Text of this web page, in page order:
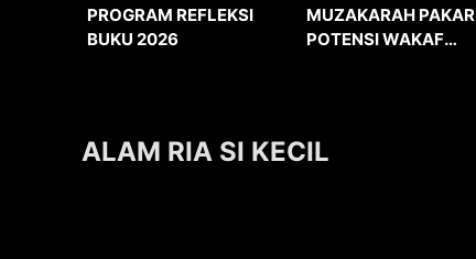
PROGRAM REFLEKSI
BUKU 2026
MUZAKARAH PAKAR
POTENSI WAKAF
ALAM RIA SI KECIL